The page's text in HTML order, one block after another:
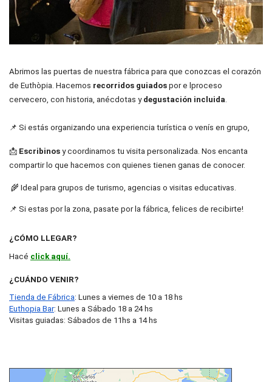
Abrimos las puertas de nuestra fábrica para que conozcas el corazón
de Euthòpia. Hacemos recorridos guiados por e lproceso
cervecero, con historia, anécdotas y degustación incluida
📌 Si estás organizando una experiencia turística o venís en grupo,
📩 Escribinos y coordinamos tu visita personalizada. Nos encanta
compartir lo que hacemos con quienes tienen ganas de conocer.
🌾 Ideal para grupos de turismo, agencias o visitas educativas.
📌 Si estas por la zona, pasate por la fábrica, felices de recibirte!
¿CÓMO LLEGAR?
Hacé click aquí.
¿CUÁNDO VENIR?
Tienda de Fábrica: Lunes a viernes de 10 a 18 hs
Euthopia Bar: Lunes a Sábado 18 a 24 hs
Visitas guiadas: Sábados de 11hs a 14 hs